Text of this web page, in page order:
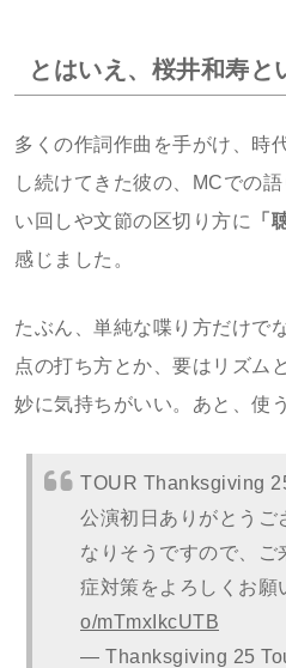
とはいえ、桜井和寿と
多くの作詞作曲を手がけ、時
し続けてきた彼の、MCでの
い回しや文節の区切り方に
「
感じました。
たぶん、単純な喋り方だけで
点の打ち方とか、要はリズム
妙に気持ちがいい。あと、使
TOUR Thanksgiving
公演初日ありがとうご
なりそうですので、ご
症対策をよろしくお
o/mTmxIkcUTB
— Thanksgiving 25